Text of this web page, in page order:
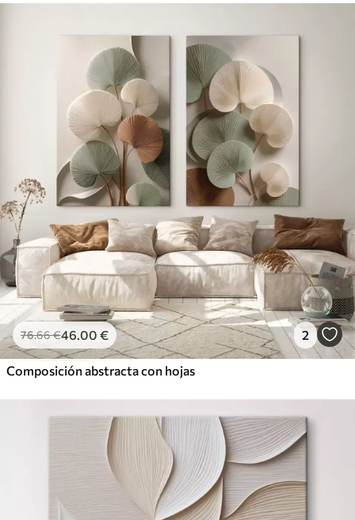
76.66€46.00 € 2
Composición abstracta con hojas